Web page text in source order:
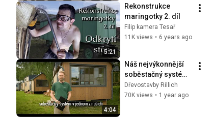
5:21
Rekonstrukce
maringotky 2. díl
Filip kamera Tesař
11K views • 6 years ago
4:04
Náš nejvýkonnější
soběstačný systém
a Tiny house Sedlák
9 m
Dřevostavby Rillich
70K views • 1 year ago